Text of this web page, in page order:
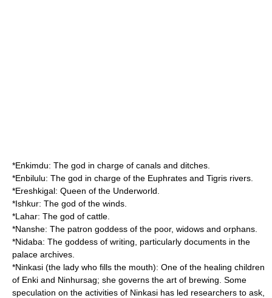
*Enkimdu: The god in charge of canals and ditches.
*Enbilulu: The god in charge of the Euphrates and Tigris rivers.
*Ereshkigal: Queen of the Underworld.
*Ishkur: The god of the winds
*Lahar: The god of cattle
*Nanshe: The patron goddess of the poor, widows and orphans.
*Nidaba: The goddess of writing , particularly documents in the
palace archives
*Ninkasi (the lady who fills the mouth): One of the healing children
of Enki and Ninhursag; she governs the art of brewing . Some
speculation on the activities of Ninkasi has led researchers to ask,